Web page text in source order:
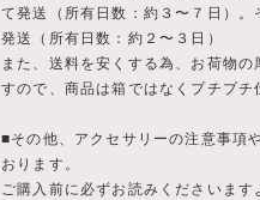
て発送（所有日数：約３〜７日）
発送（所有日数：約２〜３日）
また、送料を安くする為、お荷物
すので、商品は箱ではなくプチプチ
■その他、アクセサリーの注意事項
おります。
ご購入前に必ずお読みくださいま